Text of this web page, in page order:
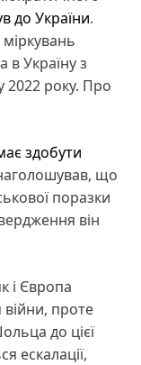
до України.
в Україну з
2022 року. Про
здобути
що
поразки
він
і Європа
проте
до цієї
ескалації,